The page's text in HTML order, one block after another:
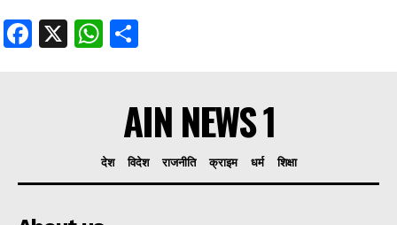
Facebook
X WhatsApp
AIN NEWS 1
देश विदेश राजनीति क्राइम धर्म शिक्षा